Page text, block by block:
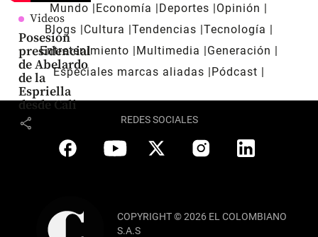
Videos
Posesión
presidencial
de Abelardo
de la
Espriella
desde Cali
share
Mundo Economía Deportes
Opinión
Blogs
Cultura Tendencias Tecnología
Entretenimiento
Multimedia
Generación
Especiales marcas aliadas
Pódcast
REDES SOCIALES
COPYRIGHT © 2026 EL COLOMBIANO
S.A.S